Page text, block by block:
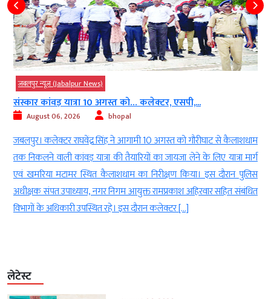
जबलपुर न्यूज़ (Jabalpur News)
संस्कार कांवड़ यात्रा 10 अगस्त को… कलेक्टर, एसपी,...
August 06, 2026 bhopal
जबलपुर। कलेक्टर राघवेंद्र सिंह ने आगामी 10 अगस्त को गौरीघाट से कैलाशधाम
तक निकलने वाली कांवड़ यात्रा की तैयारियों का जायजा लेने के लिए यात्रा मार्ग
एवं खमरिया मटामर स्थित कैलाशधाम का निरीक्षण किया। इस दौरान पुलिस
अधीक्षक संपत उपाध्याय, नगर निगम आयुक्त रामप्रकाश अहिरवार सहित संबंधित
विभागों के अधिकारी उपस्थित रहे। इस दौरान कलेक्टर […]
लेटेस्ट